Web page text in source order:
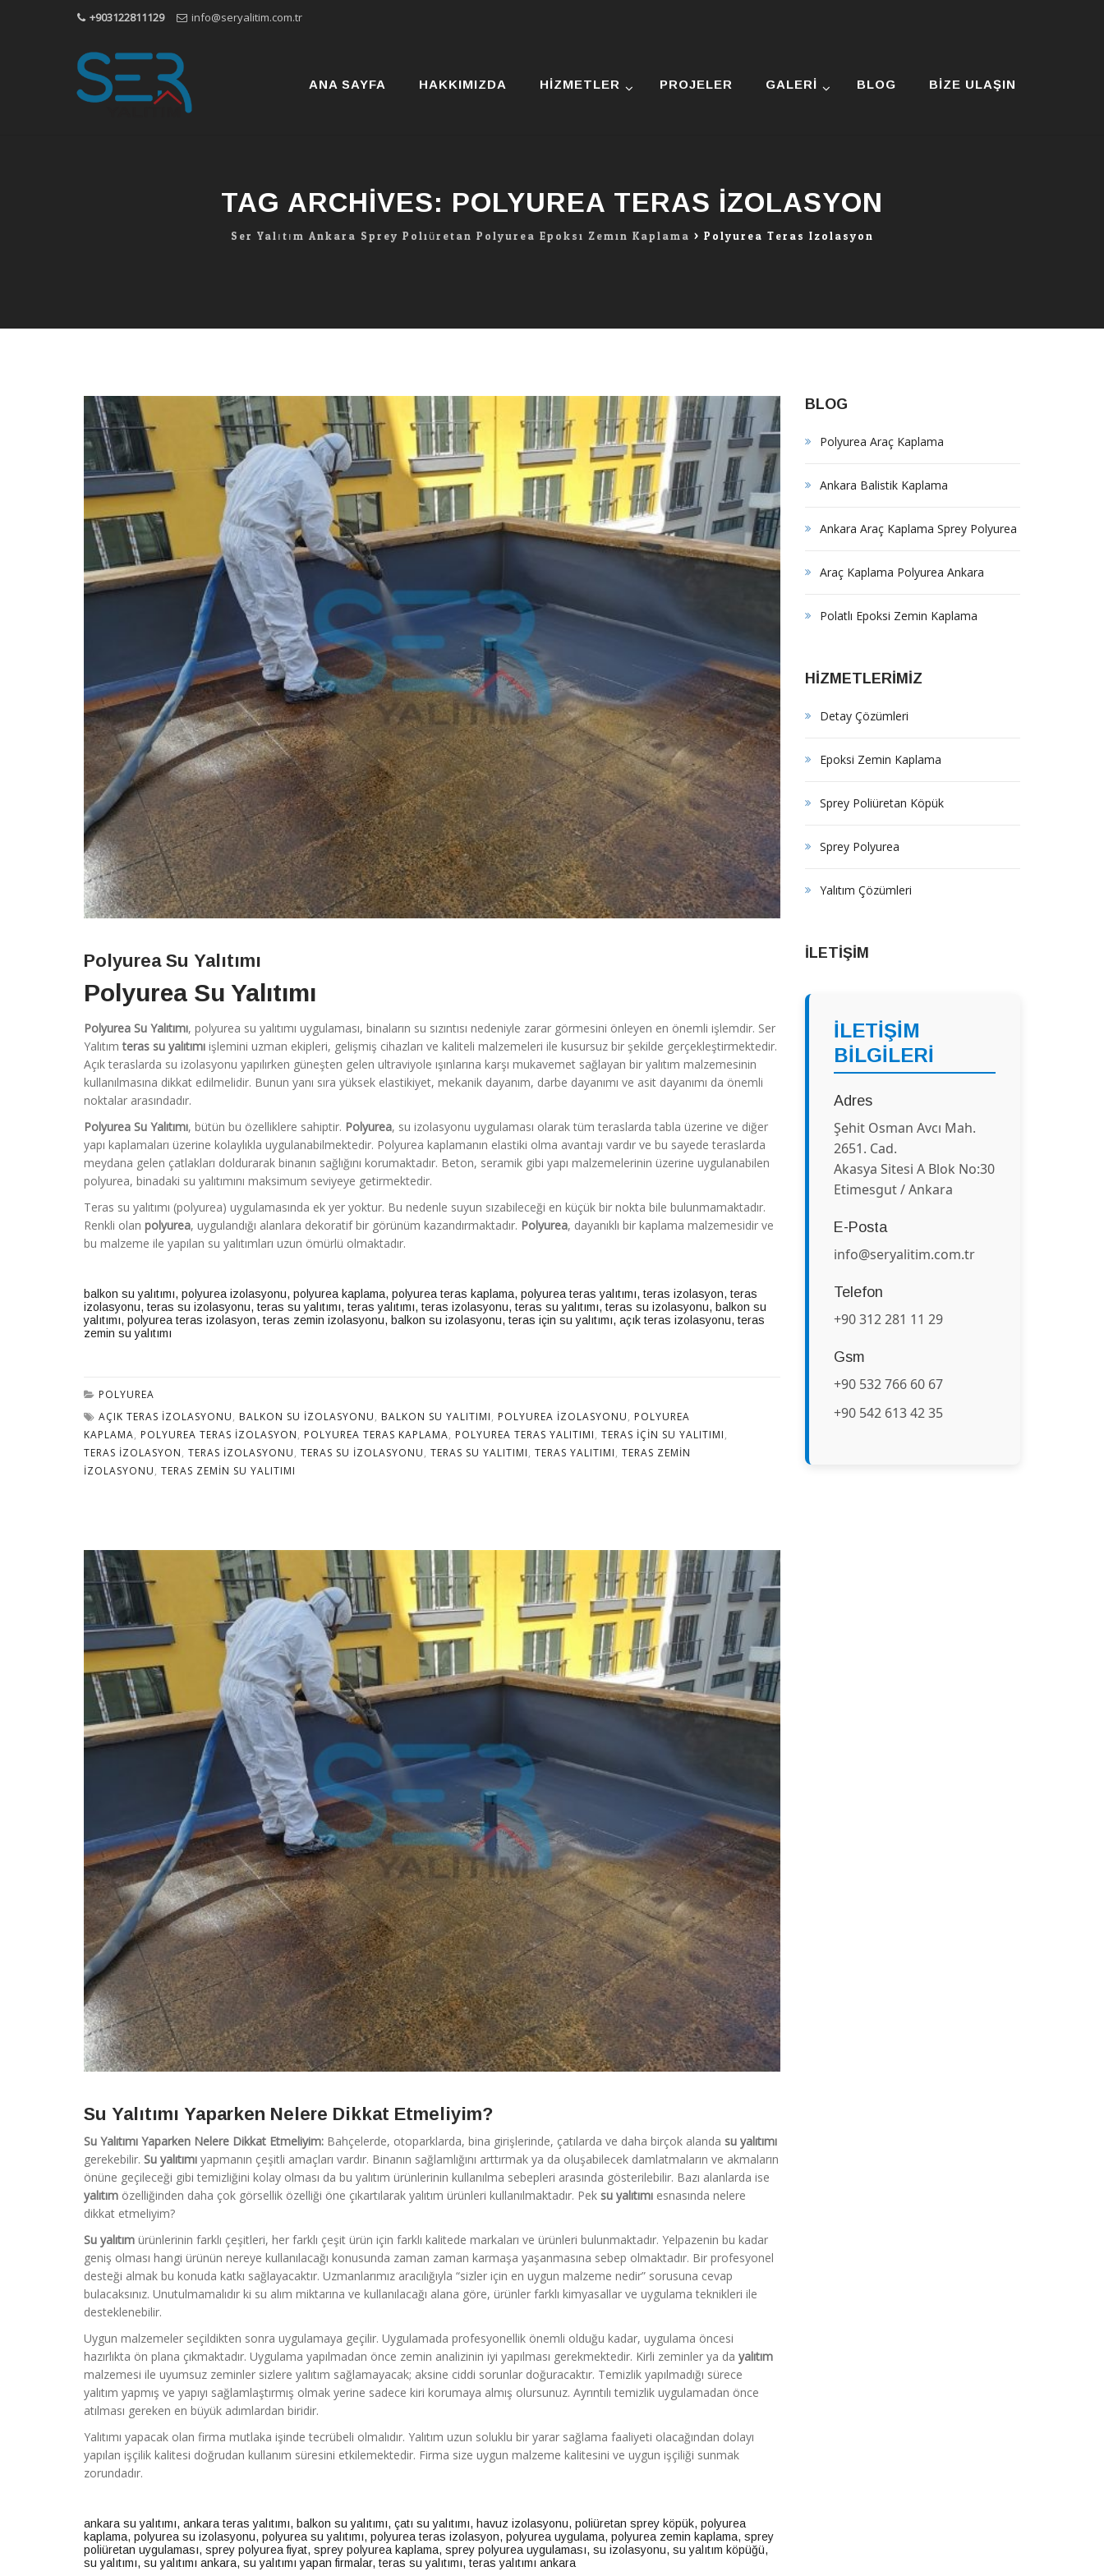
+903122811129 info@seryalitim.com.tr
contentANA SAYFA HAKKIMIZDA HIZMETLER PROJELER GALERI BLOG BIZE ULAŞIN
TAG ARCHIVES: POLYUREA TERAS IZOLASYON
Ser Yalıtım Ankara Sprey Poliüretan Polyurea Epoksi Zemin Kaplama > Polyurea Teras Izolasyon
Polyurea Su Yalıtımı
Polyurea Su Yalıtımı
Polyurea Su Yalıtımı, polyurea su yalıtımı uygulaması, binaların su sızıntısı nedeniyle zarar görmesini önleyen en önemli işlemdir. Ser
Yalıtımteras su yalıtımı işlemini uzman ekipleri, gelişmiş cihazları ve kaliteli malzemeleri ile kusursuz bir şekilde gerçekleştirmektedir.
Açık teraslarda su izolasyonu yapılırken güneşten gelen ultraviyole ışınlarına karşı mukavemet sağlayan bir yalıtım malzemesinin
kullanılmasına dikkat edilmelidir. Bunun yanı sıra yüksek elastikiyet, mekanik dayanım, darbe dayanımı ve asit dayanımı da önemli
noktalar arasındadır.
Polyurea Su Yalıtımı, bütün bu özelliklere sahiptir. Polyurea, su izolasyonu uygulaması olarak tüm teraslarda tabla üzerine ve diğer
yapı kaplamaları üzerine kolaylıkla uygulanabilmektedir. Polyurea kaplamanın elastiki olma avantajı vardır ve bu sayede teraslarda
meydana gelen çatlakları doldurarak binanın sağlığını korumaktadır. Beton, seramik gibi yapı malzemelerinin üzerine uygulanabilen
polyurea, binadaki su yalıtımını maksimum seviyeye getirmektedir.
Teras su yalıtımı (polyurea) uygulamasında ek yer yoktur. Bu nedenle suyun sızabileceği en küçük bir nokta bile bulunmamaktadır.
Renkli olan polyurea, uygulandığı alanlara dekoratif bir görünüm kazandırmaktadır. Polyurea, dayanıklı bir kaplama malzemesidir ve
bu malzeme ile yapılan su yalıtımları uzun ömürlü olmaktadır.
balkon su yalıtımı, polyurea izolasyonu, polyurea kaplama, polyurea teras kaplama, polyurea teras yalıtımı, teras izolasyon, teras
izolasyonu, teras su izolasyonu, teras su yalıtımı, teras yalıtımı, teras izolasyonu, teras su yalıtımı, teras su izolasyonu, balkon su
yalıtımı, polyurea teras izolasyon, teras zemin izolasyonu, balkon su izolasyonu, teras için su yalıtımı, açık teras izolasyonu, teras
zemin su yalıtımı
POLYUREA
AÇIK TERAS IZOLASYONU, BALKON SU IZOLASYONU, BALKON SU YALITIMI, POLYUREA IZOLASYONU, POLYUREA
KAPLAMA, POLYUREA TERAS IZOLASYON, POLYUREA TERAS KAPLAMA, POLYUREA TERAS YALITIMI, TERAS IÇIN SU YALITIMI,
TERAS IZOLASYON, TERAS IZOLASYONU, TERAS SU IZOLASYONU, TERAS SU YALITIMI, TERAS YALITIMI, TERAS ZEMIN
IZOLASYONU, TERAS ZEMIN SU YALITIMI
Su Yalıtımı Yaparken Nelere Dikkat Etmeliyim?
Su Yalıtımı Yaparken Nelere Dikkat Etmeliyim: Bahçelerde, otoparklarda, bina girişlerinde, çatılarda ve daha birçok alanda su yalıtımı
gerekebilir. Su yalıtımı yapmanın çeşitli amaçları vardır. Binanın sağlamlığını arttırmak ya da oluşabilecek damlatmaların ve akmaların
önüne geçileceği gibi temizliğini kolay olması da bu yalıtım ürünlerinin kullanılma sebepleri arasında gösterilebilir. Bazı alanlarda ise
yalıtım özelliğinden daha çok görsellik özelliği öne çıkartılarak yalıtım ürünleri kullanılmaktadır. Pek su yalıtımı esnasında nelere
dikkat etmeliyim?
Su yalıtım ürünlerinin farklı çeşitleri, her farklı çeşit ürün için farklı kalitede markaları ve ürünleri bulunmaktadır. Yelpazenin bu kadar
geniş olması hangi ürünün nereye kullanılacağı konusunda zaman zaman karmaşa yaşanmasına sebep olmaktadır. Bir profesyonel
desteği almak bu konuda katkı sağlayacaktır. Uzmanlarımız aracılığıyla “sizler için en uygun malzeme nedir” sorusuna cevap
bulacaksınız. Unutulmamalıdır ki su alım miktarına ve kullanılacağı alana göre, ürünler farklı kimyasallar ve uygulama teknikleri ile
desteklenebilir.
Uygun malzemeler seçildikten sonra uygulamaya geçilir. Uygulamada profesyonellik önemli olduğu kadar, uygulama öncesi
hazırlıkta ön plana çıkmaktadır. Uygulama yapılmadan önce zemin analizinin iyi yapılması gerekmektedir. Kirli zeminler ya da yalıtım
malzemesi ile uyumsuz zeminler sizlere yalıtım sağlamayacak; aksine ciddi sorunlar doğuracaktır. Temizlik yapılmadığı sürece
yalıtım yapmış ve yapıyı sağlamlaştırmış olmak yerine sadece kiri korumaya almış olursunuz. Ayrıntılı temizlik uygulamadan önce
atılması gereken en büyük adımlardan biridir.
Yalıtımı yapacak olan firma mutlaka işinde tecrübeli olmalıdır. Yalıtım uzun soluklu bir yarar sağlama faaliyeti olacağından dolayı
yapılan işçilik kalitesi doğrudan kullanım süresini etkilemektedir. Firma size uygun malzeme kalitesini ve uygun işçiliği sunmak
zorundadır.
ankara su yalıtımı, ankara teras yalıtımı, balkon su yalıtımı, çatı su yalıtımı, havuz izolasyonu, poliüretan sprey köpük, polyurea
kaplama, polyurea su izolasyonu, polyurea su yalıtımı, polyurea teras izolasyon, polyurea uygulama, polyurea zemin kaplama, sprey
poliüretan uygulaması, sprey polyurea fiyat, sprey polyurea kaplama, sprey polyurea uygulaması, su izolasyonu, su yalıtım köpüğü,
su yalıtımı, su yalıtımı ankara, su yalıtımı yapan firmalar, teras su yalıtımı, teras yalıtımı ankara
BLOG
Polyurea Araç Kaplama
Ankara Balistik Kaplama
Ankara Araç Kaplama Sprey Polyurea
Araç Kaplama Polyurea Ankara
Polatlı Epoksi Zemin Kaplama
HİZMETLERİMİZ
Detay Çözümleri
Epoksi Zemin Kaplama
Sprey Poliüretan Köpük
Sprey Polyurea
Yalıtım Çözümleri
İLETİŞİM
İLETİŞİM
BİLGİLERİ
Adres
Şehit Osman Avcı Mah.
2651. Cad.
Akasya Sitesi A Blok No:30
Etimesgut / Ankara
E-Posta
info@seryalitim.com.tr
Telefon
+90 312 281 11 29
Gsm
+90 532 766 60 67
+90 542 613 42 35